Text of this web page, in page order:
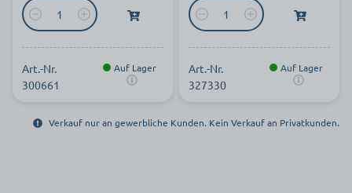
Art.-Nr.
300661
Auf Lager
Art.-Nr.
327330
Auf Lager
Verkauf nur an gewerbliche Kunden. Kein Verkauf an Privatkunden.